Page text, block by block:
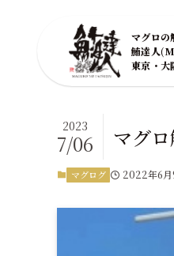
マグロの
鮪達人
東京・大
マグ
2023
7/06
マグログ 2022年6月